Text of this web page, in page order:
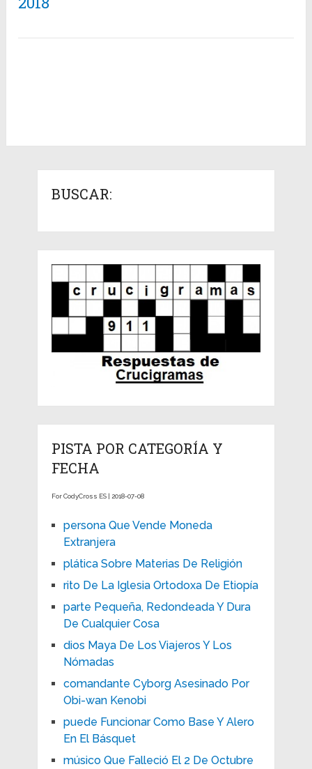
BUSCAR:
PISTA POR CATEGORÍA Y
FECHA
For CodyCross ES | 2018-07-08
persona Que Vende Moneda
Extranjera
plática Sobre Materias De Religión
rito De La Iglesia Ortodoxa De Etiopía
parte Pequeña, Redondeada Y Dura
De Cualquier Cosa
dios Maya De Los Viajeros Y Los
Nómadas
comandante Cyborg Asesinado Por
Obi-wan Kenobi
puede Funcionar Como Base Y Alero
En El Básquet
músico Que Falleció El 2 De Octubre